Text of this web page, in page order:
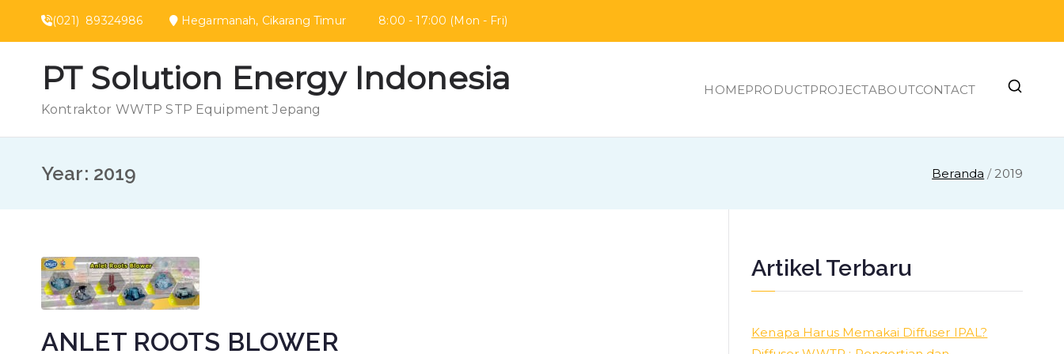
(021) 89324986 Hegarmanah, Cikarang Timur 8:00 - 17:00 (Mon - Fri)
PT Solution Energy Indonesia
Kontraktor WWTP STP Equipment Jepang
HOMEPRODUCTPROJECTABOUTCONTACT
Year: 2019 Beranda 2019
ANLET ROOTS BLOWER
Artikel Terbaru
Kenapa Harus Memakai Diffuser IPAL?